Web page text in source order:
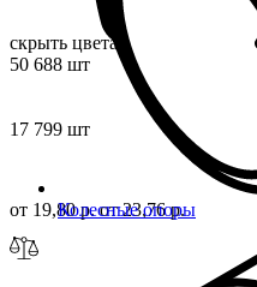
Колесные опоры
скрыть цвета
50 688 шт
17 799 шт
от 19,80 р.от 23,76 р.